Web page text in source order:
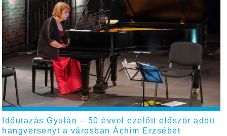
Időutazás Gyulán – 50 évvel ezelőtt először adott
hangversenyt a városban Áchim Erzsébet